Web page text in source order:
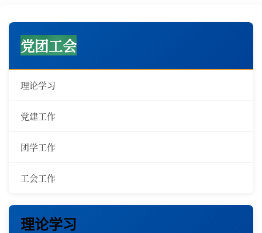
党团工会
理论学习
党建工作
团学工作
工会工作
理论学习